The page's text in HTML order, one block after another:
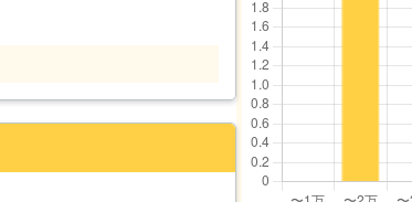
、雪かきや雪下ろしが必要
危険が伴います。そんな雪で
でご連絡ください。すぐに
雪作業を実施いたします。雪
や店鋪前の除雪も行います
への対策も提案していま
車場やエントランスに屋根の
必要がありません。雪への事